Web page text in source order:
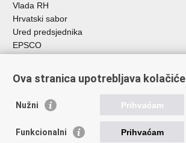
Vlada RH
Hrvatski sabor
Ured predsjednika
EPSCO
HZMO
Hrvatski zavod za socijalni rad
Akademija socijalne skrbi - ASOSK
Obiteljski centar
Ova stranica upotrebljava kolačiće
Nužni Prihvaćam
Funkcionalni Prihvaćam